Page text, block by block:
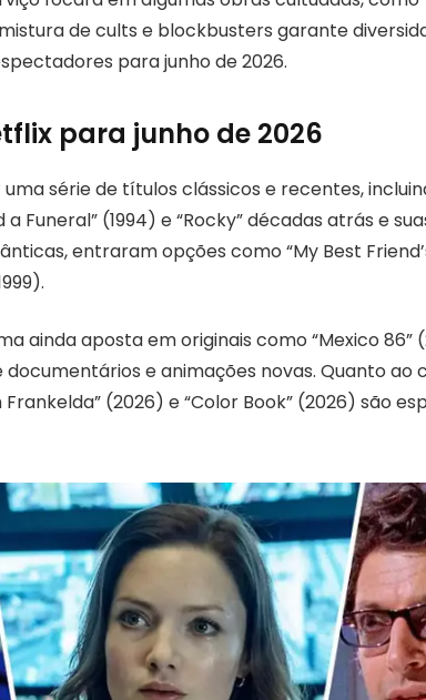
mistura de cults e blockbusters garante
para junho de 2026.
para junho de 2026
uma série de títulos clássicos e recentes,
a Funeral” (1994) e “Rocky” décadas atrás e
entraram opções como “My Best
ainda aposta em originais como “Mexico 86”
documentários e animações novas. Quanto ao
(2026) e “Color Book” (2026) são